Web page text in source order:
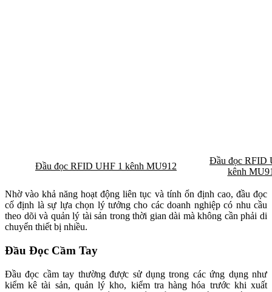
Đầu đọc RFID UHF 1 kênh MU912
Đầu đọc RFID
kênh
Nhờ vào khả năng hoạt động liên tục và tính ổn định cao, đầu đọc
cố định là sự lựa chọn lý tưởng cho các doanh nghiệp có nhu cầu
theo dõi và quản lý tài sản trong thời gian dài mà không cần phải di
chuyển thiết bị nhiều.
Đầu Đọc Cầm Tay
Đầu đọc cầm tay thường được sử dụng trong các ứng dụng như
kiểm kê tài sản, quản lý kho, kiểm tra hàng hóa trước khi xuất